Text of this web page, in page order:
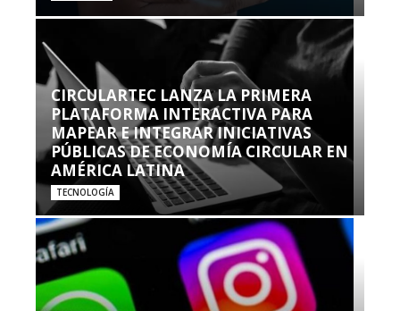
CIRCULARTEC LANZA LA PRIMERA
PLATAFORMA INTERACTIVA PARA
MAPEAR E INTEGRAR INICIATIVAS
PÚBLICAS DE ECONOMÍA CIRCULAR EN
AMÉRICA LATINA
TECNOLOGÍA